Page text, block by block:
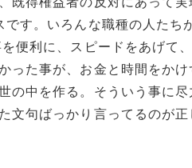
す。いろんな職種の人たち
便利に、スピードをあげて
った事が、お金と時間をか
の中を作る。そういう事に
文句ばっかり言ってるのが